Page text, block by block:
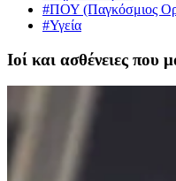
#ΠΟΥ (Παγκόσμιος
#Υγεία
Ιοί και ασθένειες που